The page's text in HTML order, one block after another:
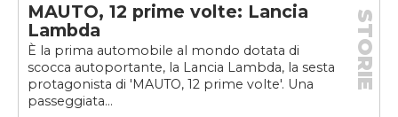
MAUTO, 12 prime volte: Lancia
Lambda
È la prima automobile al mondo dotata di
scocca autoportante, la Lancia Lambda, la sesta
protagonista di 'MAUTO, 12 prime volte'. Una
passeggiata...
STORIE